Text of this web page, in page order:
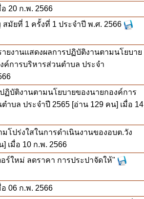
20 ก.พ. 2566
ยที่ 1 ครั้งที่ 1 ประจำปี พ.ศ. 2566
ยงานเเสดงผลการปฏิบัติงานตามนโยบาย
ค์การบริหารส่วนตำบล ประจำ
ฏิบัติงานตามนโยบายของนายกองค์การ
ำบล ประจำปี 2565 [อ่าน 129 คน] เมื่อ 14
ปร่งใสในการดำเนินงานของอบต.วัง
] เมื่อ 10 ก.พ. 2566
ร์ใหม่ ลดราคา การประปาจัดให้"
06 ก.พ. 2566